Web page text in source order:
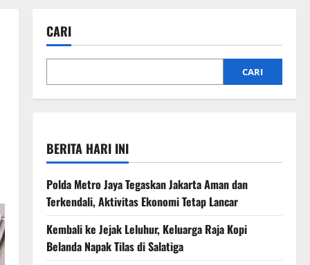
CARI
CARI
BERITA HARI INI
Polda Metro Jaya Tegaskan Jakarta Aman dan
Terkendali, Aktivitas Ekonomi Tetap Lancar
Kembali ke Jejak Leluhur, Keluarga Raja Kopi
Belanda Napak Tilas di Salatiga